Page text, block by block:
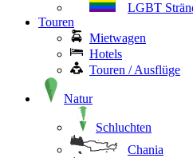
LGBT
Touren
Mietwagen
Hotels
Touren / Ausflüge
Natur
Schluchten
Chania